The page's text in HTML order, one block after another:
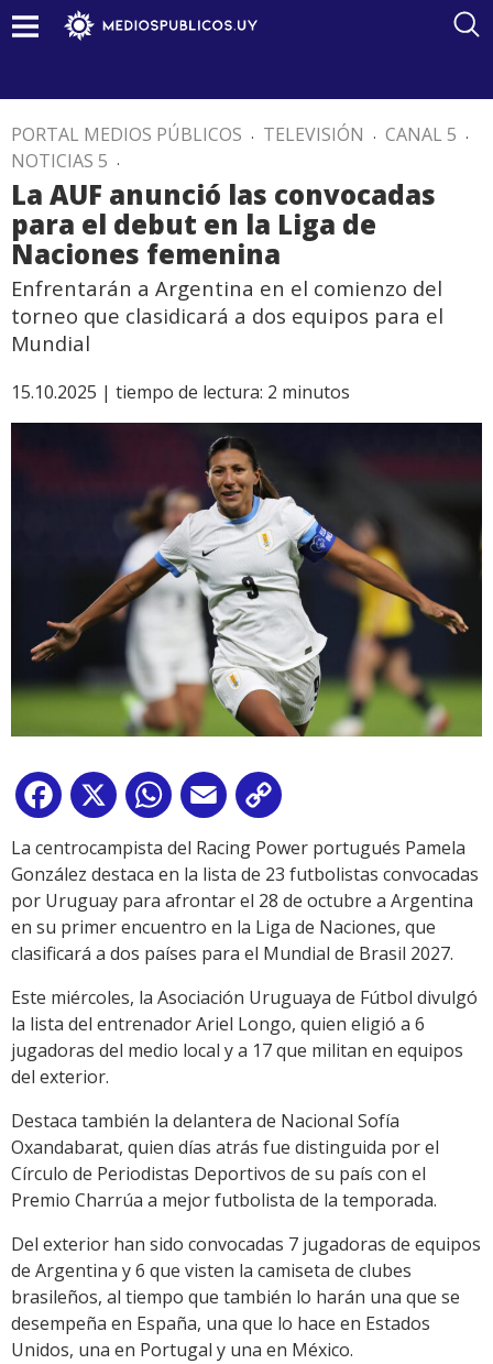
PORTAL MEDIOS PÚBLICOS . TELEVISIÓN . CANAL 5 .
NOTICIAS 5 .
La AUF anunció las convocadas
para el debut en la Liga de
Naciones femenina
Enfrentarán a Argentina en el comienzo del
torneo que clasidicará a dos equipos para el
Mundial
15.10.2025 | tiempo de lectura: 2 minutos
Facebook
X WhatsApp
Email
Link
La centrocampista del Racing Power portugués Pamela
González destaca en la lista de 23 futbolistas convocadas
por Uruguay para afrontar el 28 de octubre a Argentina
en su primer encuentro en la Liga de Naciones, que
clasificará a dos países para el Mundial de Brasil 2027.
Este miércoles, la Asociación Uruguaya de Fútbol divulgó
la lista del entrenador Ariel Longo, quien eligió a 6
jugadoras del medio local y a 17 que militan en equipos
del exterior.
Destaca también la delantera de Nacional Sofía
Oxandabarat, quien días atrás fue distinguida por el
Círculo de Periodistas Deportivos de su país con el
Premio Charrúa a mejor futbolista de la temporada.
Del exterior han sido convocadas 7 jugadoras de equipos
de Argentina y 6 que visten la camiseta de clubes
brasileños, al tiempo que también lo harán una que se
desempeña en España, una que lo hace en Estados
Unidos, una en Portugal y una en México.